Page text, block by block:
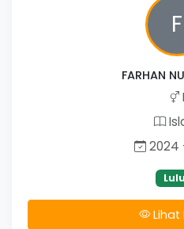
F
FARHAN
2024
Lihat